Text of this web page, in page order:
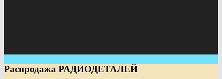
Распродажа РАДИОДЕТАЛЕЙ